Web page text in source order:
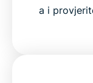
a i